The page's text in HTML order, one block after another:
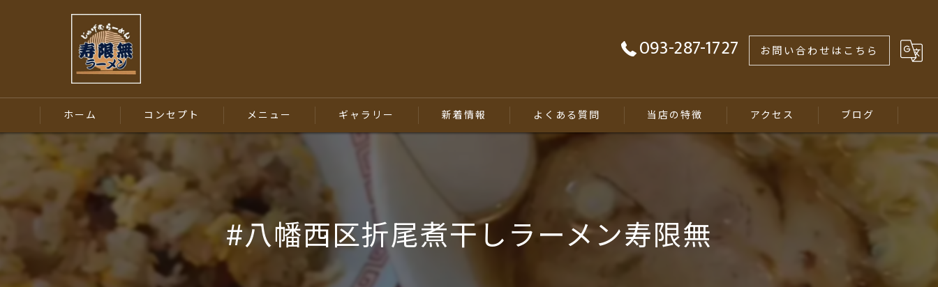
093-287-1727 お問い合わせはこちら
ホーム コンセプト メニュー ギャラリー 新着情報 よくある質問 当店の特徴
居酒屋
アクセス ブログ
#八幡西区折尾煮干しラーメン寿限無